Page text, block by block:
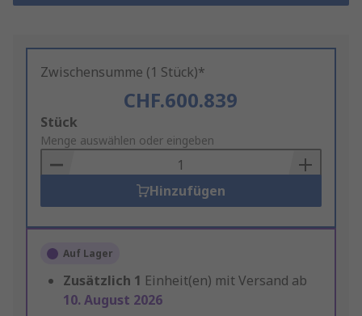
Zwischensumme (1 Stück)*
CHF.600.839
Add
to
Basket
Stück
Menge auswählen oder eingeben
Hinzufügen
Auf Lager
Zusätzlich 1 Einheit(en) mit Versand ab
10. August 2026